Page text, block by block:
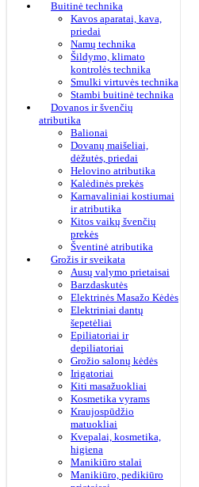
Buitinė technika
Kavos aparatai, kava,
priedai
Namų technika
Šildymo, klimato
kontrolės technika
Smulki virtuvės technika
Stambi buitinė technika
Dovanos ir švenčių
atributika
Balionai
Dovanų maišeliai,
dėžutės, priedai
Helovino atributika
Kalėdinės prekės
Karnavaliniai kostiumai
ir atributika
Kitos vaikų švenčių
prekės
Šventinė atributika
Grožis ir sveikata
Ausų valymo prietaisai
Barzdaskutės
Elektrinės Masažo Kėdės
Elektriniai dantų
šepetėliai
Epiliatoriai ir
depiliatoriai
Grožio salonų kėdės
Irigatoriai
Kiti masažuokliai
Kosmetika vyrams
Kraujospūdžio
matuokliai
Kvepalai, kosmetika,
higiena
Manikiūro stalai
Manikiūro, pedikiūro